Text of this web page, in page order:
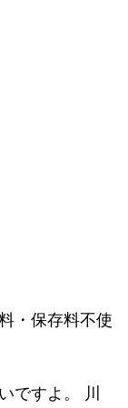
・保存料不使
ですよ。 川